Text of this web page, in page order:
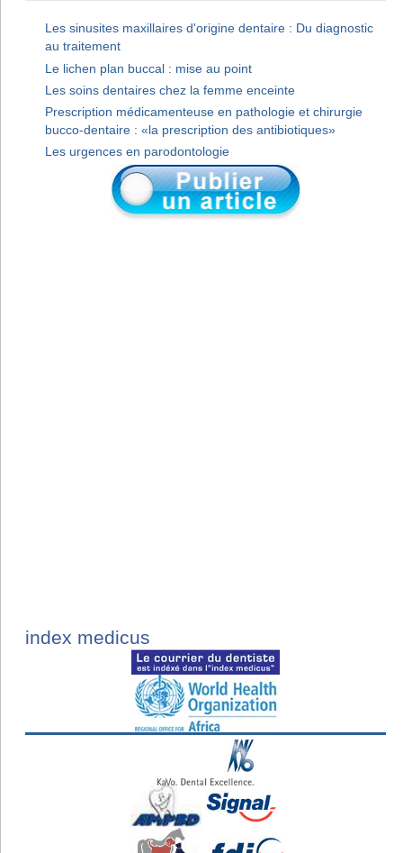
Les sinusites maxillaires d'origine dentaire : Du diagnostic
au traitement
Le lichen plan buccal : mise au point
Les soins dentaires chez la femme enceinte
Prescription médicamenteuse en pathologie et chirurgie
bucco-dentaire : «la prescription des antibiotiques»
Les urgences en parodontologie
index medicus